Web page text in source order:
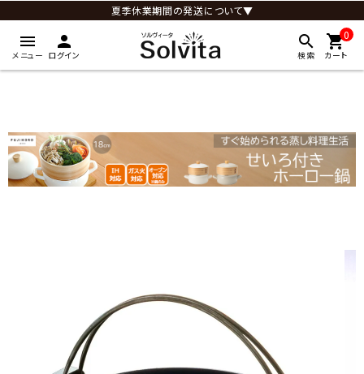
夏季休業期間の発送について▼
menu
メニュー
person
ログイン
search
検索
0
shopping_cart
カート